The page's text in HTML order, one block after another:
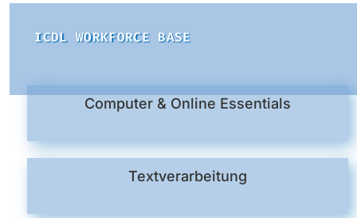
ICDL WORKFORCE BASE
Computer & Online Essentials
Textverarbeitung